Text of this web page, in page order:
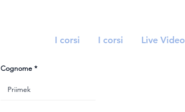
Cognome
I corsi I corsi Live Video